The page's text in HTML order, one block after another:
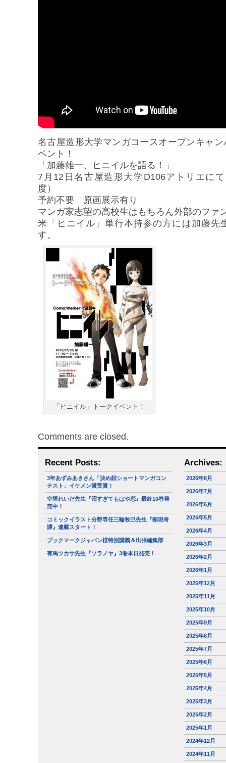
名古屋造形大学マンガコースオープンキャ
ベント！
「加藤雄一、ヒニイルを語る！」
7月12日名古屋造形大学D106アトリエに
度）
予約不要 原画展示有り
マンガ家志望の高校生はもちろん外部のファ
米「ヒニイル」単行本持参の方には加藤先
す。
「ヒニイル」トークイベント！
Comments are closed.
Recent Posts:
3年あずみあきさん「決め顔ショートマンガコン
テスト」イケメン賞受賞！
空垣れいだ先生『沼すぎてもはや恋』最終10巻発
売中！
コミックイラスト分野専任三輪牧巳先生『顕現奇
譚』連載スタート！
ブックマークジャパン様特別講義＆出張編集部
有馬ツカサ先生『ソラノヤ』3巻本日発売！
Archives:
2026年8月
2026年7月
2026年6月
2026年5月
2026年4月
2026年3月
2026年2月
2026年1月
2025年12月
2025年11月
2025年10月
2025年9月
2025年8月
2025年7月
2025年6月
2025年5月
2025年4月
2025年3月
2025年2月
2025年1月
2024年12月
2024年11月